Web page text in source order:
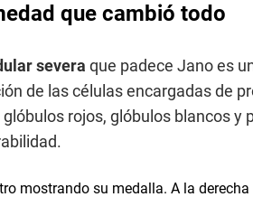
que cambió todo
severa que padece Jano es
de las células encargadas de
rojos, glóbulos blancos y